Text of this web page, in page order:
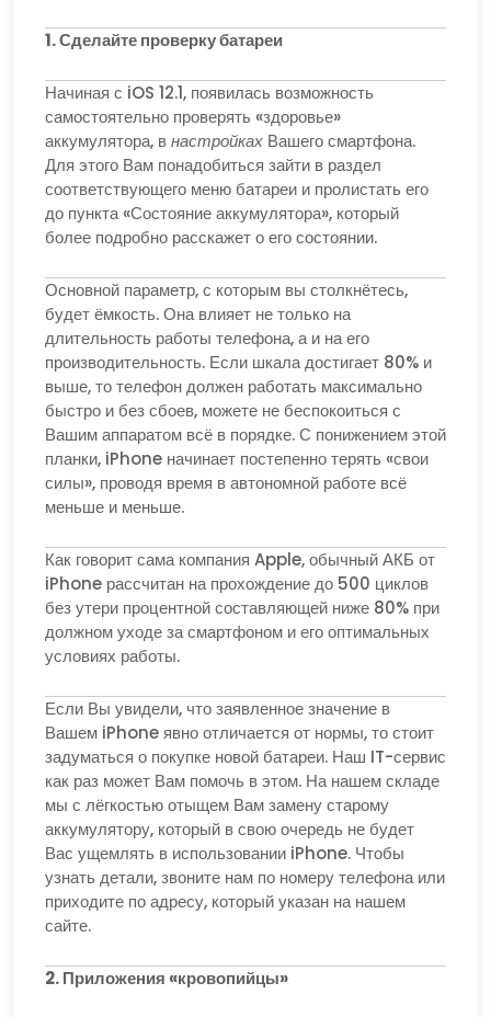
1. Сделайте проверку батареи
Начиная с iOS 12.1, появилась возможность
самостоятельно проверять «здоровье»
аккумулятора, внастройкахВашего смартфона.
Для этого Вам понадобиться зайти в раздел
соответствующего меню батареи и пролистать его
до пункта «Состояние аккумулятора», который
более подробно расскажет о его состоянии.
Основной параметр, с которым вы столкнётесь,
будет ёмкость. Она влияет не только на
длительность работы телефона, а и на его
производительность. Если шкала достигает 80% и
выше, то телефон должен работать максимально
быстро и без сбоев, можете не беспокоиться с
Вашим аппаратом всё в порядке. С понижением этой
планки, iPhone начинает постепенно терять «свои
силы», проводя время в автономной работе всё
меньше и меньше.
Как говорит сама компания Apple, обычный АКБ от
iPhone рассчитан на прохождение до 500 циклов
без утери процентной составляющей ниже 80% при
должном уходе за смартфоном и его оптимальных
условиях работы.
Если Вы увидели, что заявленное значение в
Вашем iPhone явно отличается от нормы, то стоит
задуматься о покупке новой батареи. Наш IT-сервис
как раз может Вам помочь в этом. На нашем складе
мы с лёгкостью отыщем Вам замену старому
аккумулятору, который в свою очередь не будет
Вас ущемлять в использовании iPhone. Чтобы
узнать детали, звоните нам по номеру телефона или
приходите по адресу, который указан на нашем
сайте.
2. Приложения «кровопийцы»